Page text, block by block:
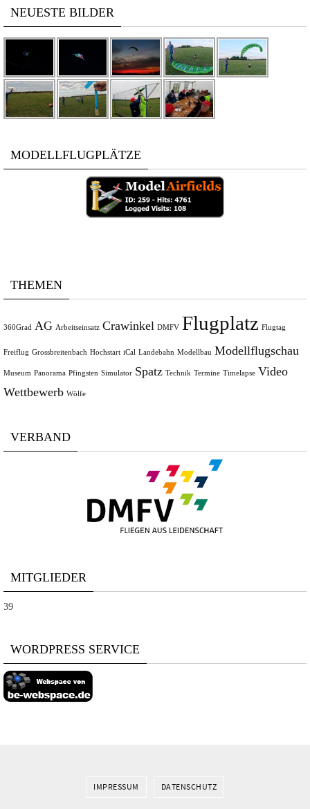
NEUESTE BILDER
MODELLFLUGPLÄTZE
THEMEN
360Grad AG Arbeitseinsatz Crawinkel DMFV Flugplatz Flugtag
Freiflug Grossbreitenbach Hochstart iCal Landebahn Modellbau Modellflugschau
Museum Panorama Pfingsten Simulator Spatz Technik Termine Timelapse Video
Wettbewerb Wölfe
VERBAND
MITGLIEDER
39
WORDPRESS SERVICE
IMPRESSUM DATENSCHUTZ